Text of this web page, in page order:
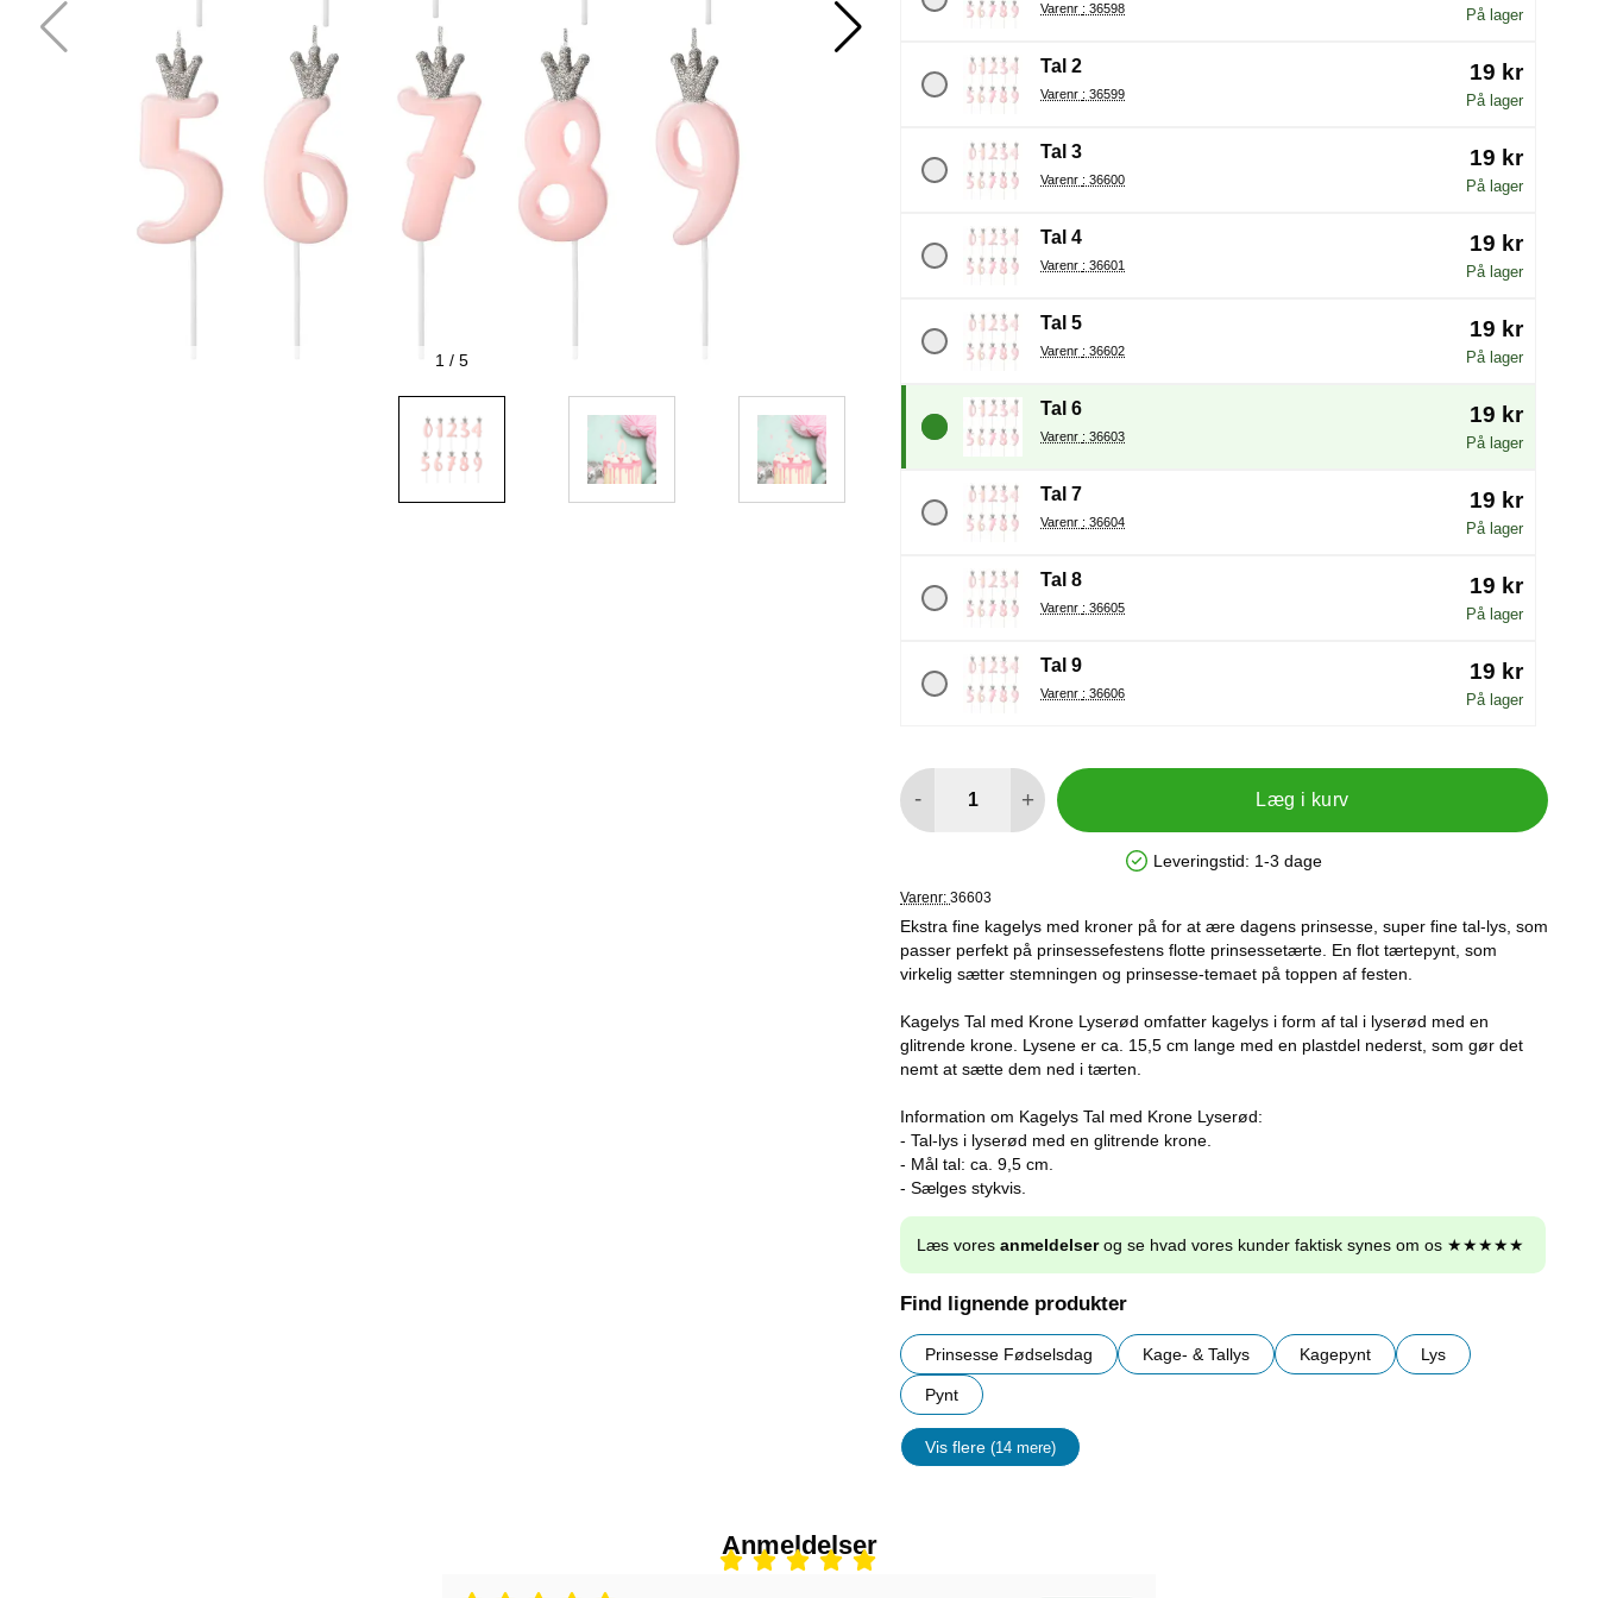
1 / 5
Varenr : 36598 På lager
Tal 2
Varenr : 36599
19 kr
På lager
Tal 3
Varenr : 36600
19 kr
På lager
Tal 4
Varenr : 36601
19 kr
På lager
Tal 5
Varenr : 36602
19 kr
På lager
Tal 6
Varenr : 36603
19 kr
På lager
Tal 7
Varenr : 36604
19 kr
På lager
Tal 8
Varenr : 36605
19 kr
På lager
Tal 9
Varenr : 36606
19 kr
På lager
- + Læg i kurv
Produkttilgængelighed: På lager
Leveringstid: 1-3 dage
Varenr: 36603
Ekstra fine kagelys med kroner på for at ære dagens prinsesse, super fine tal-lys, som
passer perfekt på prinsessefestens flotte prinsessetærte. En flot tærtepynt, som
virkelig sætter stemningen og prinsesse-temaet på toppen af festen.
Kagelys Tal med Krone Lyserød omfatter kagelys i form af tal i lyserød med en
glitrende krone. Lysene er ca. 15,5 cm lange med en plastdel nederst, som gør det
nemt at sætte dem ned i tærten.
Information om Kagelys Tal med Krone Lyserød:
- Tal-lys i lyserød med en glitrende krone.
- Mål tal: ca. 9,5 cm.
- Sælges stykvis.
Læs vores anmeldelserog se hvad vores kunder faktisk synes om os ★★★★★
Find lignende produkter
Prinsesse Fødselsdag Kage- & Tallys Kagepynt Lys
Pynt
Vis flere (14 mere)
Egenskaper
Anmeldelser